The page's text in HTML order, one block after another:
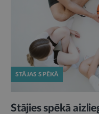
STĀJAS SPĒKĀ
Stājies spēkā